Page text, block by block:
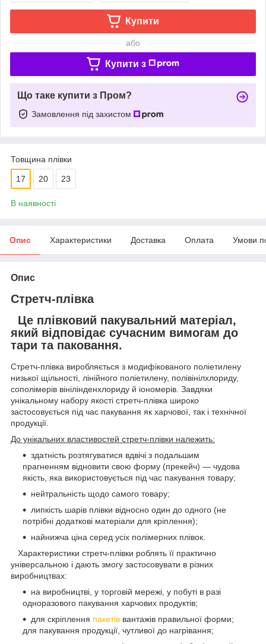
Купити
або
Купити з
Що таке купити з Пром?
Замовлення під захистом
Товщина плівки
17 20 23
В наявності
Опис Характеристики Доставка Оплата Умови
Опис
Стретч-плівка
Це плівковий пакувальний матеріал,
який відповідає сучасним вимогам до
тари та паковання.
Стретч-плівка виробляється з модифікованого поліетилену
низької щільності, лінійного поліетилену, полівінілхлориду,
сополімерів вінілінденхлориду й іономерів. Завдяки
унікальному набору якості стретч-плівка широко
застосовується під час пакування як харчової, так і технічної
продукції.
До унікальних властивостей стретч-плівки належить:
здатність розтягуватися вдвічі з подальшим
прагненням відновити свою форму (прекейч) — чудова
якість, яка використовується під час пакування товару;
нейтральність щодо самого товару;
липкість шарів плівки відносно один до одного (не
потрібні додаткові матеріали для кріплення);
найнижча ціна серед усіх полімерних плівок.
Характеристики стретч-плівки роблять її практично
універсальною і дають змогу застосовувати в різних
виробництвах:
на виробництві, у торговій мережі, у побуті в разі
одноразового пакування харчових продуктів;
для скріплення пакетів вантажів правильної форми;
для пакування продукції, чутливої до нагрівання;